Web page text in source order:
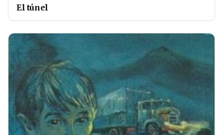
El túnel